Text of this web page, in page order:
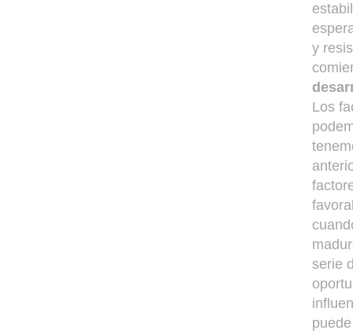
y
Los
serie